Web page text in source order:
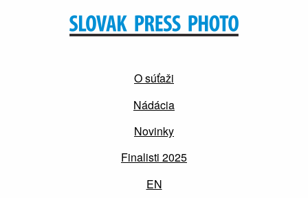
O súťaži
Nádácia
Novinky
Finalisti 2025
EN